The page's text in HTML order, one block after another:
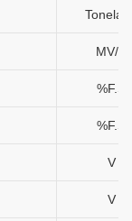
MV/V
%F.S
%F.S
V
V